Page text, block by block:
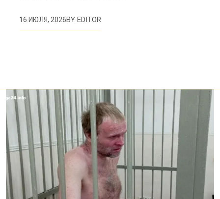
16 ИЮЛЯ, 2026BYEDITOR